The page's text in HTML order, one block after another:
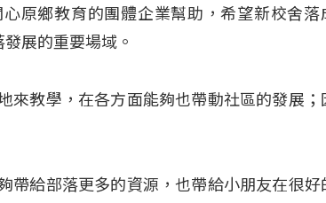
原鄉教育的團體企業幫助，希望新校舍落
展的重要場域。
來教學，在各方面能夠也帶動社區的發展；
帶給部落更多的資源，也帶給小朋友在很好